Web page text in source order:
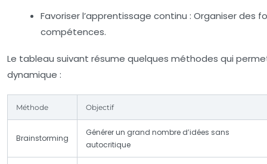
Favoriser l’apprentissage continu : Organiser des
compétences.
Le tableau suivant résume quelques méthodes qui
dynamique :
Méthode Objectif
Brainstorming
Générer un grand nombre d’idées sans
autocritique